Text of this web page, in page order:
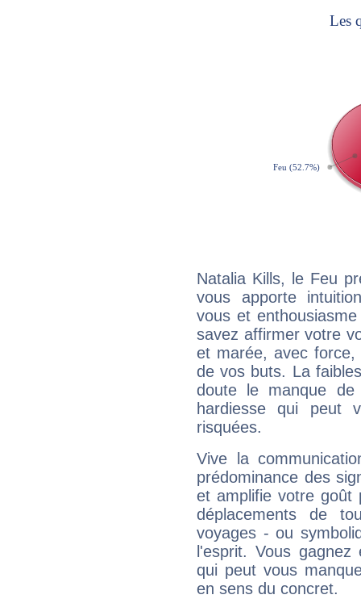
Natalia Kills, le Feu
vous apporte
vous et
savez affirmer votre
et marée, avec
de vos buts. La
doute le manque
hardiesse qui peut
risquées.
Vive la
prédominance des
et amplifie votre goût
déplacements de
voyages - ou
l'esprit. Vous
qui peut vous
en sens du concret.